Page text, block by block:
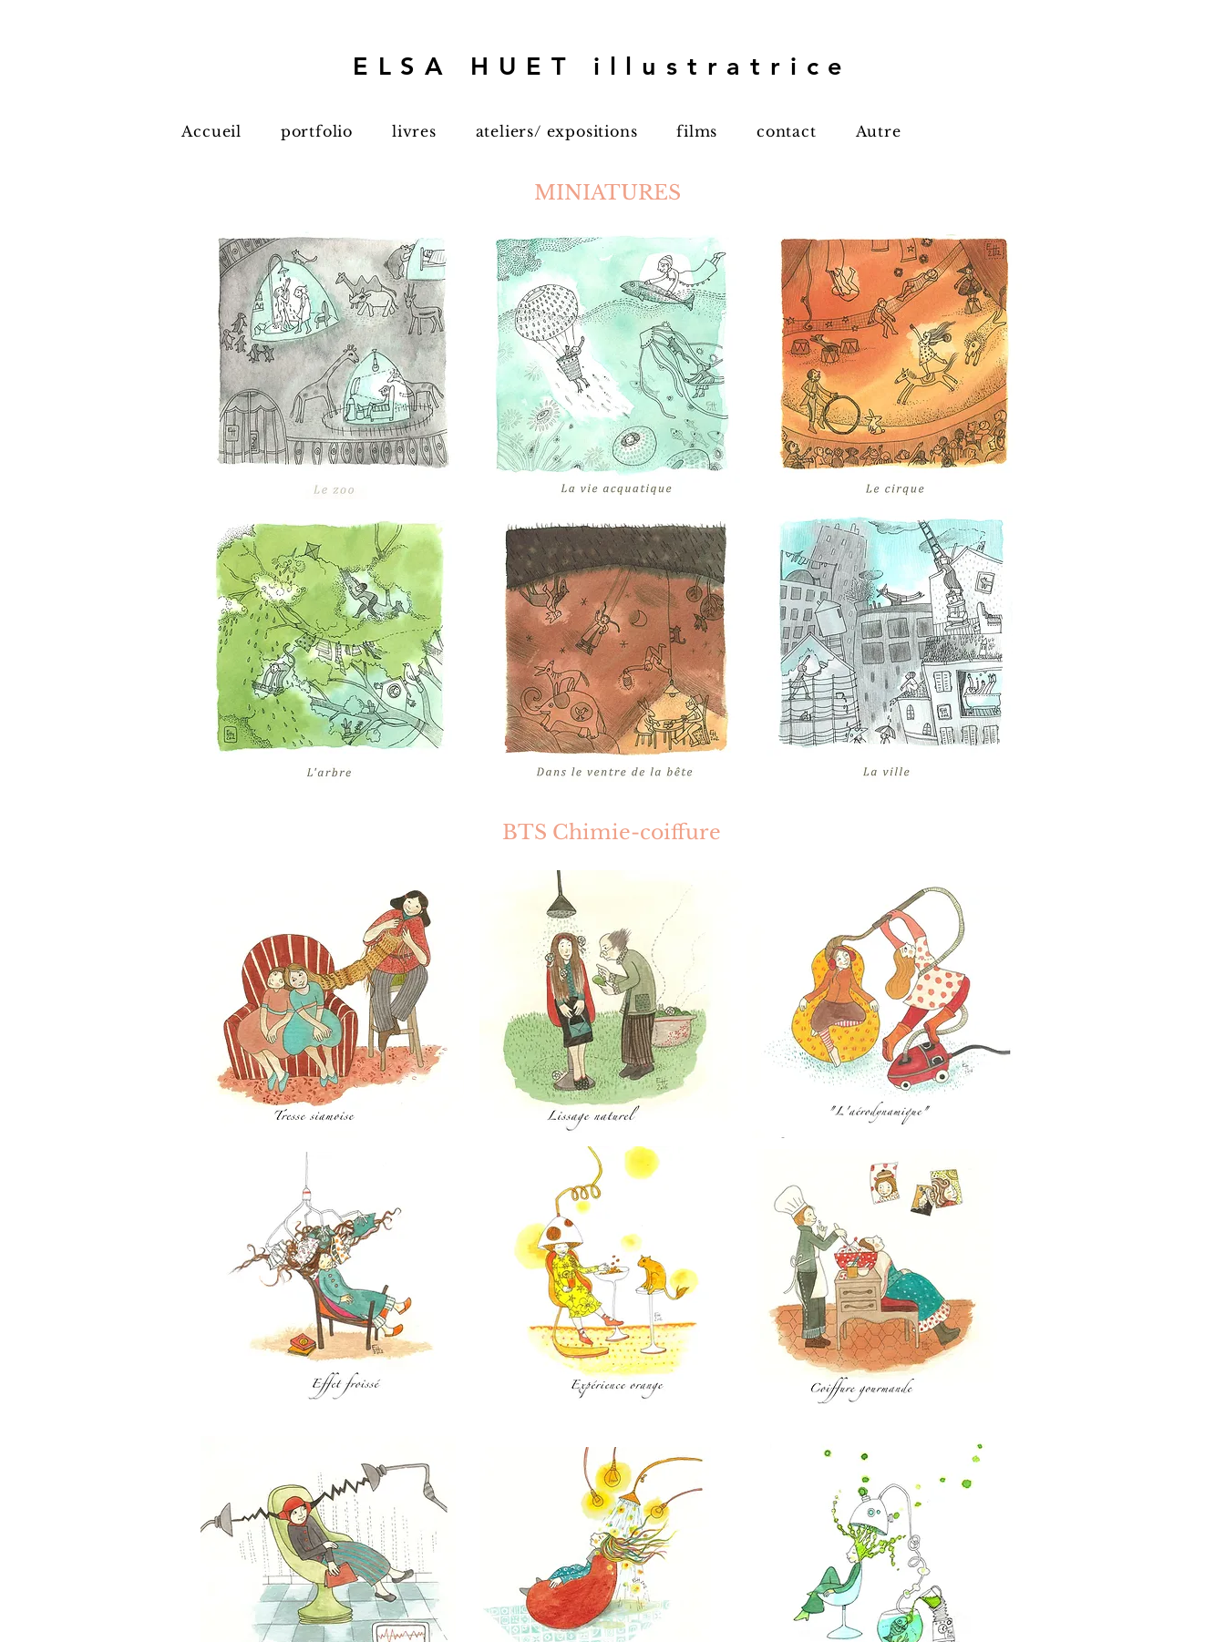
ELSA HUET illustratrice
Accueil portfolio livres ateliers/ expositions films contact Autre
MINIATURES
BTS Chimie-coiffure